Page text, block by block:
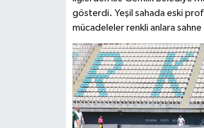
gösterdi. Yeşil sahada eski
mücadeleler renkli anlara